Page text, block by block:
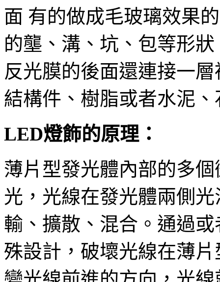
面 有的做成毛玻璃效果
的壟、溝、坑、包等形
反光膜的後面還連接一
結構件、樹脂或者水泥
LED燈飾的原理：
薄片型發光體內部的多
光，光線在發光體兩側
輸、擴散、混合。通過
殊設計，破壞光線在薄